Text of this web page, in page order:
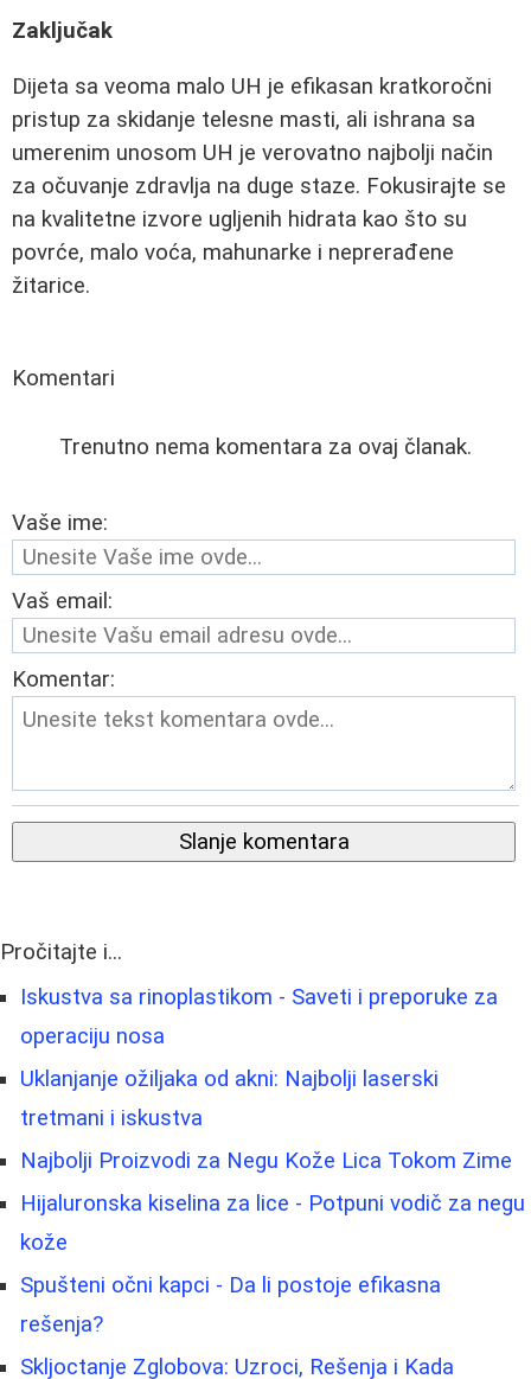
Zaključak
Dijeta sa veoma malo UH je efikasan kratkoročni
pristup za skidanje telesne masti, ali ishrana sa
umerenim unosom UH je verovatno najbolji način
za očuvanje zdravlja na duge staze. Fokusirajte se
na kvalitetne izvore ugljenih hidrata kao što su
povrće, malo voća, mahunarke i neprerađene
žitarice.
Komentari
Trenutno nema komentara za ovaj članak.
Vaše ime:
Vaš email:
Komentar:
Slanje komentara
Pročitajte i...
Iskustva sa rinoplastikom - Saveti i preporuke za
operaciju nosa
Uklanjanje ožiljaka od akni: Najbolji laserski
tretmani i iskustva
Najbolji Proizvodi za Negu Kože Lica Tokom Zime
Hijaluronska kiselina za lice - Potpuni vodič za negu
kože
Spušteni očni kapci - Da li postoje efikasna
rešenja?
Skljoctanje Zglobova: Uzroci, Rešenja i Kada